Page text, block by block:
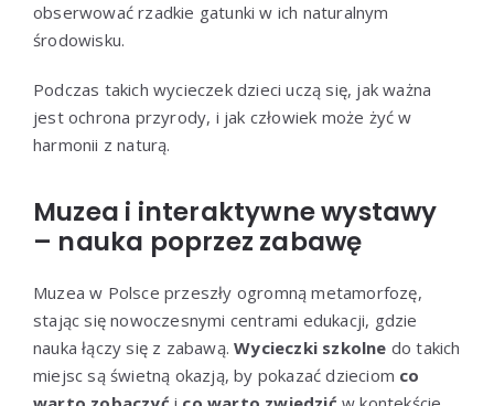
obserwować rzadkie gatunki w ich naturalnym
środowisku.
Podczas takich wycieczek dzieci uczą się, jak ważna
jest ochrona przyrody, i jak człowiek może żyć w
harmonii z naturą.
Muzea i interaktywne wystawy
– nauka poprzez zabawę
Muzea w Polsce przeszły ogromną metamorfozę,
stając się nowoczesnymi centrami edukacji, gdzie
nauka łączy się z zabawą.Wycieczki szkolne do takich
miejsc są świetną okazją, by pokazać dzieciom co